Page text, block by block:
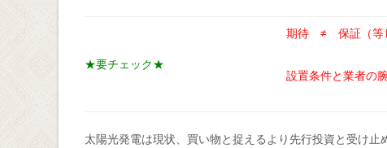
★要チェック★
期待 ≠ 保証（等
設置条件と業者の
太陽光発電は現状、買い物と捉えるより先行投資と受け止